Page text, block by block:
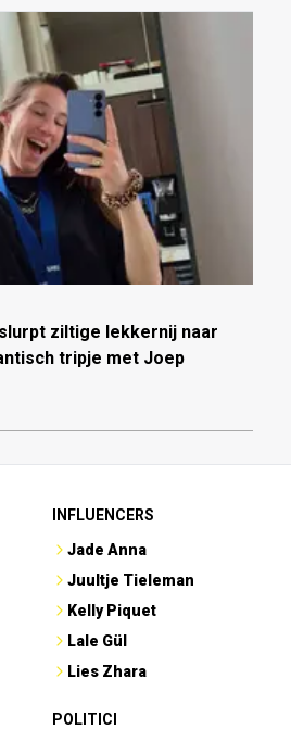
ziltige lekkernij naar
tripje met Joep
INFLUENCERS
Jade Anna
Juultje Tieleman
Kelly Piquet
Lale Gül
Lies Zhara
POLITICI